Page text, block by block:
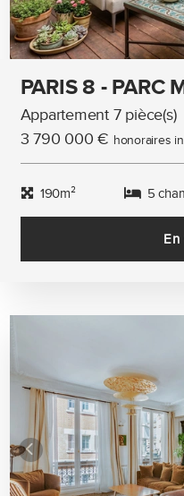
PARIS 8 - PARC
Appartement 7 pièce(s)
3 790 000 € honoraires
190m² 5